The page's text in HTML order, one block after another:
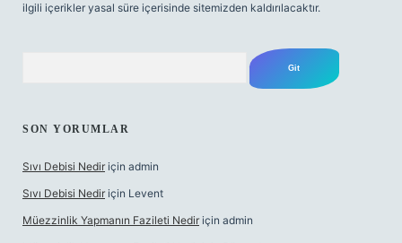
ilgili içerikler yasal süre içerisinde sitemizden kaldırılacaktır.
SON YORUMLAR
Sıvı Debisi Nedir için admin
Sıvı Debisi Nedir için Levent
Müezzinlik Yapmanın Fazileti Nedir için admin